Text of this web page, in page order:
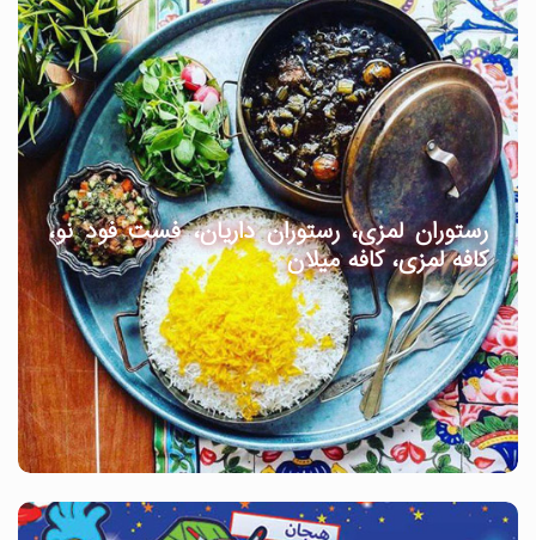
رستوران لمزی، رستوران داریان، فست فود نو،
کافه لمزی، کافه میلان